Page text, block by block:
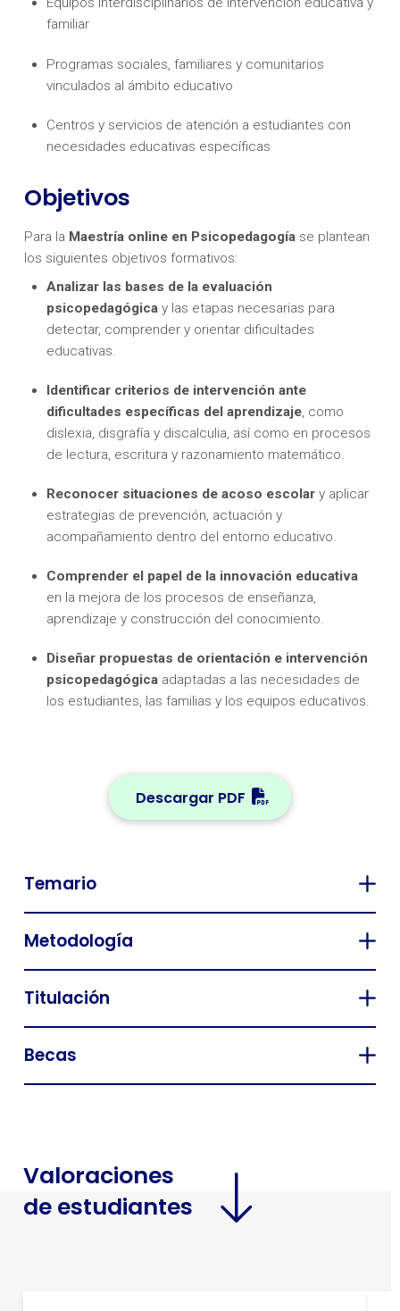
familiar
Programas sociales, familiares y comunitarios
vinculados al ámbito educativo
Centros y servicios de atención a estudiantes con
necesidades educativas específicas
Objetivos
Para la Maestría online en Psicopedagogíase plantean
los siguientes objetivos formativos:
Analizar las bases de la evaluación
psicopedagógica y las etapas necesarias para
detectar, comprender y orientar dificultades
educativas.
Identificar criterios de intervención ante
dificultades específicas del aprendizaje, como
dislexia, disgrafía y discalculia, así como en procesos
de lectura, escritura y razonamiento matemático.
Reconocer situaciones de acoso escolar y aplicar
estrategias de prevención, actuación y
acompañamiento dentro del entorno educativo.
Comprender el papel de la innovación educativa
en la mejora de los procesos de enseñanza,
aprendizaje y construcción del conocimiento.
Diseñar propuestas de orientación e intervención
psicopedagógica adaptadas a las necesidades de
los estudiantes, las familias y los equipos educativos.
Descargar PDF
Temario
Metodología
Titulación
Becas
Valoraciones
de estudiantes